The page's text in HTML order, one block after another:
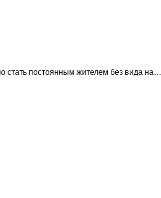
стать постоянным жителем без вида на…